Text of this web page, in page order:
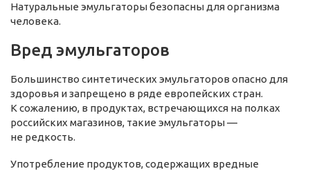
Натуральные эмульгаторы безопасны для организма
человека.
Вред эмульгаторов
Большинство синтетических эмульгаторов опасно для
здоровья и запрещено в ряде европейских стран.
К сожалению, в продуктах, встречающихся на полках
российских магазинов, такие эмульгаторы —
не редкость.
Употребление продуктов, содержащих вредные